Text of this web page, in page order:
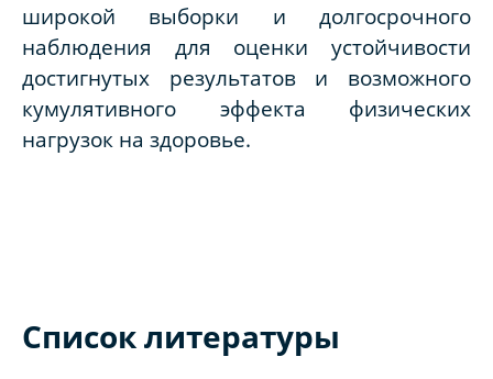
широкой выборки и долгосрочного
наблюдения для оценки устойчивости
достигнутых результатов и возможного
кумулятивного эффекта физических
нагрузок на здоровье.
Список литературы